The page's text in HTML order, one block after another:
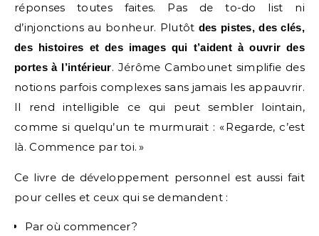
réponses toutes faites. Pas de to-do list ni
d’injonctions au bonheur. Plutôt des pistes, des clés,
des histoires et des images qui t’aident à ouvrir des
portes à l’intérieur. Jérôme Cambounet simplifie des
notions parfois complexes sans jamais les appauvrir.
Il rend intelligible ce qui peut sembler lointain,
comme si quelqu’un te murmurait : « Regarde, c’est
là. Commence par toi. »
Ce livre de développement personnel est aussi fait
pour celles et ceux qui se demandent :
Par où commencer ?